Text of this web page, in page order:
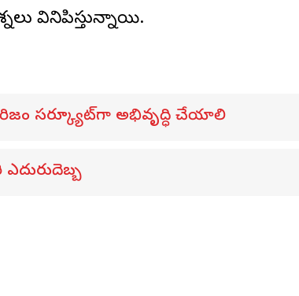
వినిపిస్తున్నాయి.
సర్క్యూట్‌గా అభివృద్ధి చేయాలి